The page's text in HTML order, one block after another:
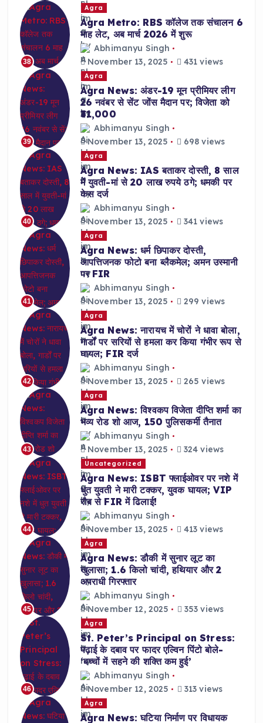
38
Agra
Agra Metro: RBS कॉलेज तक संचालन 6
माह लेट, अब मार्च 2026 में शुरू
Abhimanyu Singh
November 13, 2025
431 views
39
Agra
Agra News: अंडर-19 मून प्रीमियर लीग
26 नवंबर से सेंट जोंस मैदान पर; विजेता को
₹31,000
Abhimanyu Singh
November 13, 2025
698 views
40
Agra
Agra News: IAS बताकर दोस्ती, 8 साल
में युवती-मां से 20 लाख रुपये ठगे; धमकी पर
केस दर्ज
Abhimanyu Singh
November 13, 2025
341 views
41
Agra
Agra News: धर्म छिपाकर दोस्ती,
आपत्तिजनक फोटो बना ब्लैकमेल; अमन उस्मानी
पर FIR
Abhimanyu Singh
November 13, 2025
299 views
42
Agra
Agra News: नारायच में चोरों ने धावा बोला,
गार्डों पर सरियों से हमला कर किया गंभीर रूप से
घायल; FIR दर्ज
Abhimanyu Singh
November 13, 2025
265 views
43
Agra
Agra News: विश्वकप विजेता दीप्ति शर्मा का
भव्य रोड शो आज, 150 पुलिसकर्मी तैनात
Abhimanyu Singh
November 13, 2025
324 views
44
Uncategorized
Agra News: ISBT फ्लाईओवर पर नशे में
धुत युवती ने मारी टक्कर, युवक घायल; VIP
रौब से FIR में ढिलाई!
Abhimanyu Singh
November 13, 2025
413 views
45
Agra
Agra News: डौकी में सुनार लूट का
खुलासा; 1.6 किलो चांदी, हथियार और 2
अपराधी गिरफ्तार
Abhimanyu Singh
November 12, 2025
353 views
46
Agra
St. Peter’s Principal on Stress:
पढ़ाई के दबाव पर फादर एल्विन पिंटो बोले-
‘बच्चों में सहने की शक्ति कम हुई’
Abhimanyu Singh
November 12, 2025
313 views
Agra
Agra News: घटिया निर्माण पर विधायक